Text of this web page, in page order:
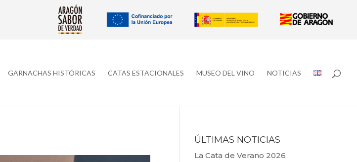
GARNACHAS HISTÓRICAS CATAS ESTACIONALES MUSEO DEL VINO NOTICIAS
ÚLTIMAS NOTICIAS
La Cata de Verano 2026